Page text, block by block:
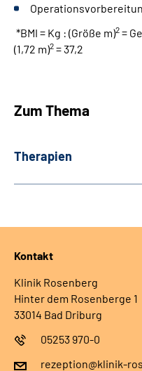
*BMI = Kg : (Größe m)2 =
(1,72 m)2 = 37,2
Zum Thema
Therapien
Kontakt
Klinik Rosenberg
Hinter dem Rosenberge 1
33014 Bad Driburg
05253 970-0
rezeption@klinik-